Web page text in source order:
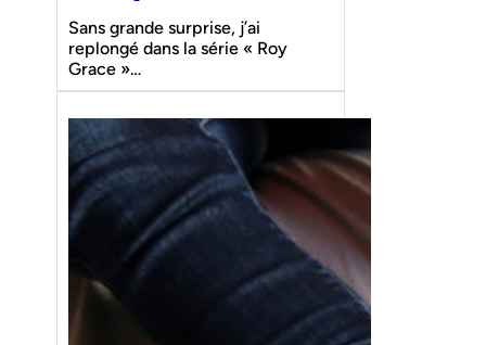
Sans grande surprise, j’ai
replongé dans la série « Roy
Grace »…